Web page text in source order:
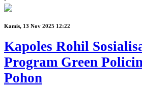
Kamis, 13 Nov 2025 12:22
Kapoles Rohil
Program Green
Pohon